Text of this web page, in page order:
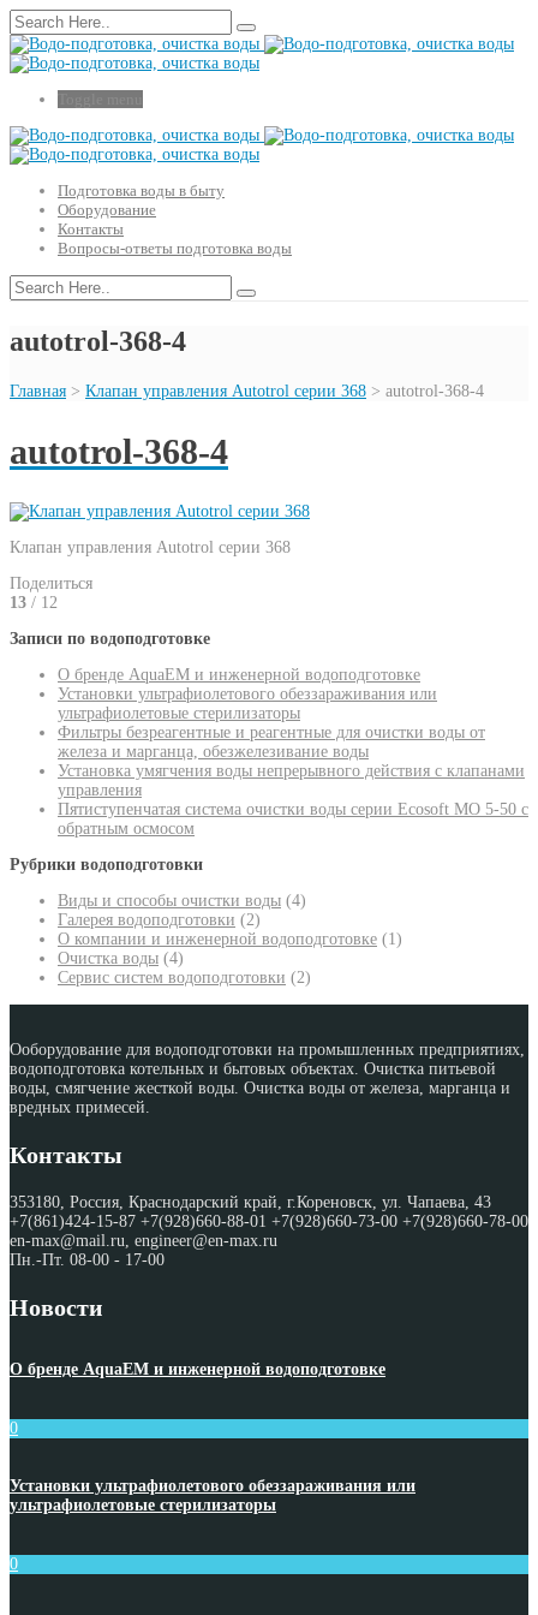
Подготовка воды в быту
Оборудование
Контакты
Вопросы-ответы подготовка воды
autotrol-368-4
Главная > Клапан управления Autotrol серии 368 > autotrol-368-4
autotrol-368-4
Клапан управления Autotrol серии 368
Поделиться
13 / 12
Записи по водоподготовке
О бренде AquaEM и инженерной водоподготовке
Установки ультрафиолетового обеззараживания или
ультрафиолетовые стерилизаторы
Фильтры безреагентные и реагентные для очистки воды от
железа и марганца, обезжелезивание воды
Установка умягчения воды непрерывного действия с клапанами
управления
Пятиступенчатая система очистки воды серии Ecosoft MO 5-50 с
обратным осмосом
Рубрики водоподготовки
Виды и способы очистки воды (4)
Галерея водоподготовки (2)
О компании и инженерной водоподготовке (1)
Очистка воды (4)
Сервис систем водоподготовки (2)
Ооборудование для водоподготовки на промышленных предприятиях,
водоподготовка котельных и бытовых объектах. Очистка питьевой
воды, смягчение жесткой воды. Очистка воды от железа, марганца и
вредных примесей.
Контакты
353180, Россия, Краснодарский край, г.Кореновск, ул. Чапаева, 43
+7(861)424-15-87 +7(928)660-88-01 +7(928)660-73-00 +7(928)660-78-00
en-max@mail.ru, engineer@en-max.ru
Пн.-Пт. 08-00 - 17-00
Новости
О бренде AquaEM и инженерной водоподготовке
0
Установки ультрафиолетового обеззараживания или
ультрафиолетовые стерилизаторы
0